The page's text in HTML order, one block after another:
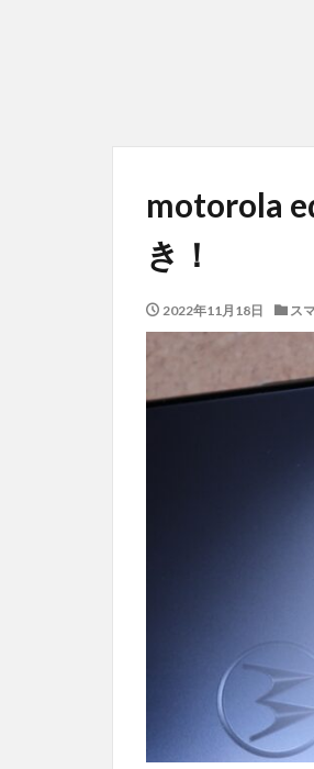
motorola
き！
2022年11月18日 ス